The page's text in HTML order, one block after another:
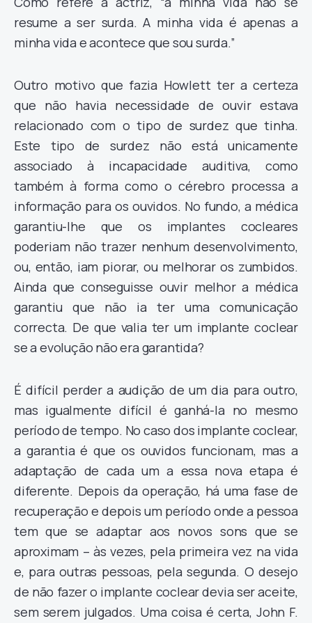
resume a ser surda. A minha vida é apenas a
minha vida e acontece que sou surda.”
Outro motivo que fazia Howlett ter a certeza
que não havia necessidade de ouvir estava
relacionado com o tipo de surdez que tinha.
Este tipo de surdez não está unicamente
associado à incapacidade auditiva, como
também à forma como o cérebro processa a
informação para os ouvidos. No fundo, a médica
garantiu-lhe que os implantes cocleares
poderiam não trazer nenhum desenvolvimento,
ou, então, iam piorar, ou melhorar os zumbidos.
Ainda que conseguisse ouvir melhor a médica
garantiu que não ia ter uma comunicação
correcta. De que valia ter um implante coclear
se a evolução não era garantida?
É difícil perder a audição de um dia para outro,
mas igualmente difícil é ganhá-la no mesmo
período de tempo. No caso dos implante coclear,
a garantia é que os ouvidos funcionam, mas a
adaptação de cada um a essa nova etapa é
diferente. Depois da operação, há uma fase de
recuperação e depois um período onde a pessoa
tem que se adaptar aos novos sons que se
aproximam – às vezes, pela primeira vez na vida
e, para outras pessoas, pela segunda. O desejo
de não fazer o implante coclear devia ser aceite,
sem serem julgados. Uma coisa é certa, John F.